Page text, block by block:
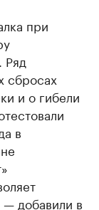
при
Ряд
сбросах
и о гибели
в
— добавили в